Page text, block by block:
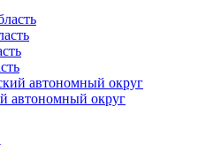
автономный округ
автономный округ